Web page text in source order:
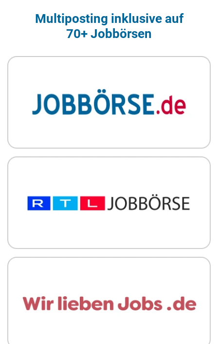
Multiposting inklusive auf
70+ Jobbörsen